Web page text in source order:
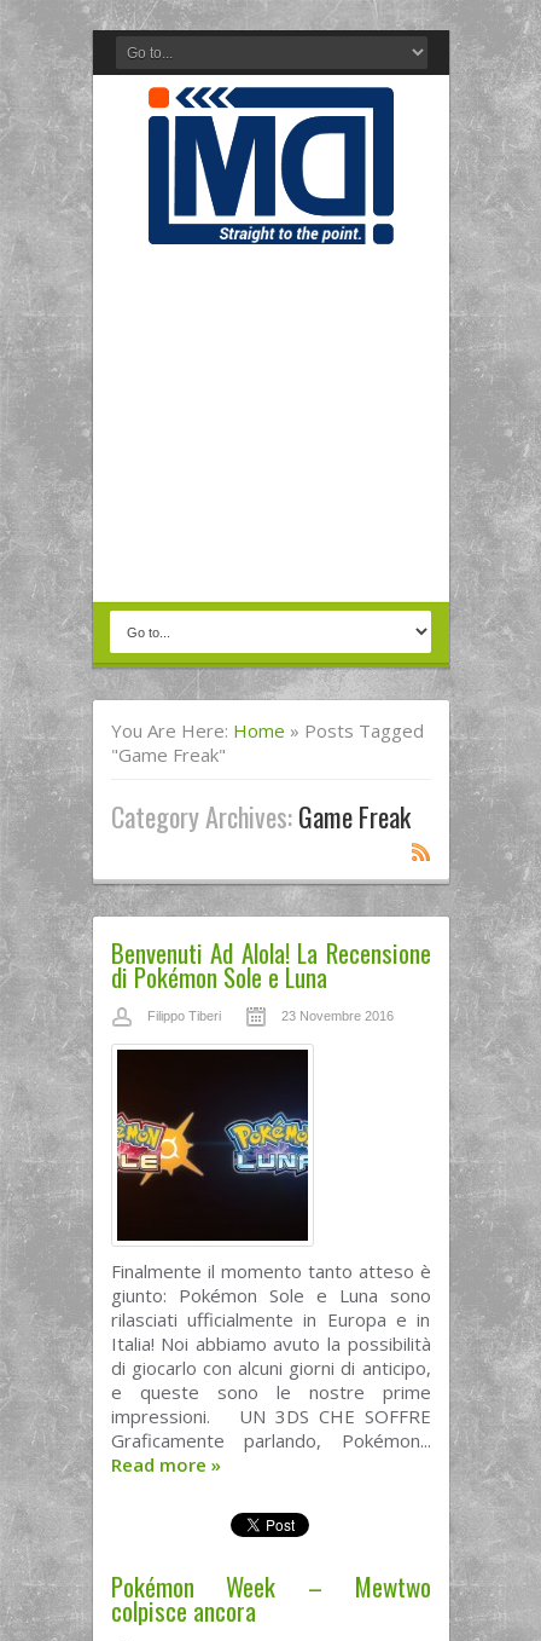
You Are Here: Home » Posts Tagged
"game Freak"
Category Archives:Game Freak
Benvenuti Ad Alola! La Recensione
di Pokémon Sole e Luna
Filippo Tiberi 23 Novembre 2016
Finalmente il momento tanto atteso è
giunto: Pokémon Sole e Luna sono
rilasciati ufficialmente in Europa e in
Italia! Noi abbiamo avuto la possibilità
di giocarlo con alcuni giorni di anticipo,
e queste sono le nostre prime
impressioni. UN 3DS CHE SOFFRE
Graficamente parlando, Pokémon...
Read more »
Pokémon Week – Mewtwo
colpisce ancora